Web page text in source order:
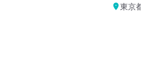
東京